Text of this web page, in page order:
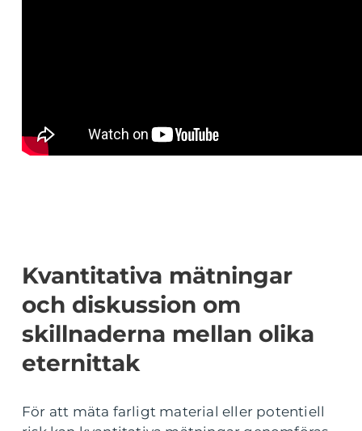
Kvantitativa mätningar
och diskussion om
skillnaderna mellan olika
eternittak
För att mäta farligt material eller potentiell